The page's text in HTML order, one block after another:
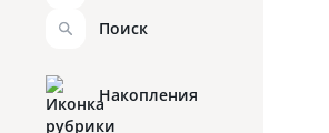
Поиск
Накопления